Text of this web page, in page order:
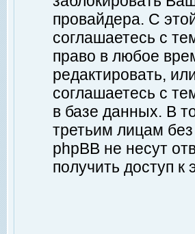
провайдера. С
соглашаетесь с
право в любое
редактировать,
соглашаетесь с
в базе данных. В
третьим лицам
phpBB не несут
получить доступ